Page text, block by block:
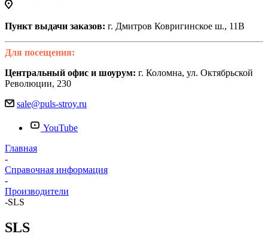
Пункт выдачи заказов: г. Дмитров Ковригинское ш., 11В
Для посещения:
Центральный офис и шоурум: г. Коломна, ул. Октябрьской
Революции, 230
sale@puls-stroy.ru
YouTube
Главная
-
Справочная информация
-
Производители
-SLS
SLS